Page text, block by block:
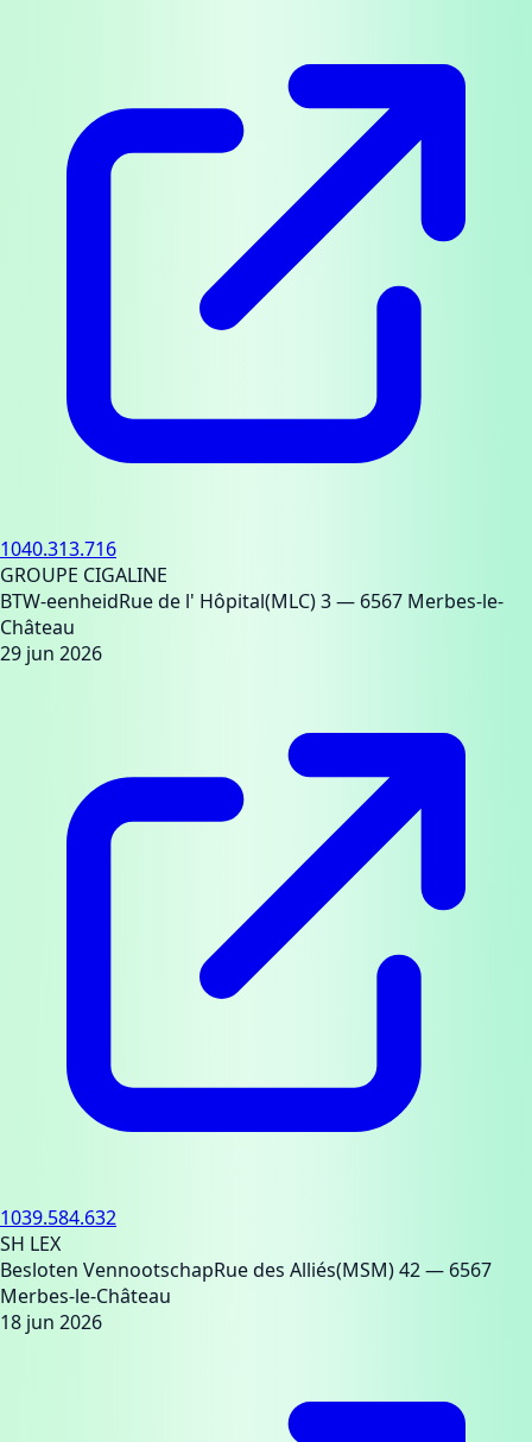
1040.313.716
GROUPE CIGALINE
BTW-eenheidRue de l' Hôpital(MLC) 3— 6567 Merbes-le-
Château
29 jun 2026
1039.584.632
SH LEX
Besloten VennootschapRue des Alliés(MSM) 42— 6567
Merbes-le-Château
18 jun 2026